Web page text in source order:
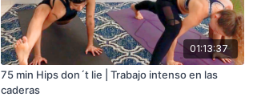
01:13:37
75 min Hips don´t lie | Trabajo intenso en las
caderas